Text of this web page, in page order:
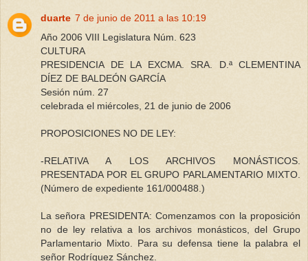
duarte 7 de junio de 2011 a las 10:19
Año 2006 VIII Legislatura Núm. 623
CULTURA
PRESIDENCIA DE LA EXCMA. SRA. D.ª CLEMENTINA
DÍEZ DE BALDEÓN GARCÍA
Sesión núm. 27
celebrada el miércoles, 21 de junio de 2006
PROPOSICIONES NO DE LEY:
-RELATIVA A LOS ARCHIVOS MONÁSTICOS.
PRESENTADA POR EL GRUPO PARLAMENTARIO MIXTO.
(Número de expediente 161/000488.)
La señora PRESIDENTA: Comenzamos con la proposición
no de ley relativa a los archivos monásticos, del Grupo
Parlamentario Mixto. Para su defensa tiene la palabra el
señor Rodríguez Sánchez.